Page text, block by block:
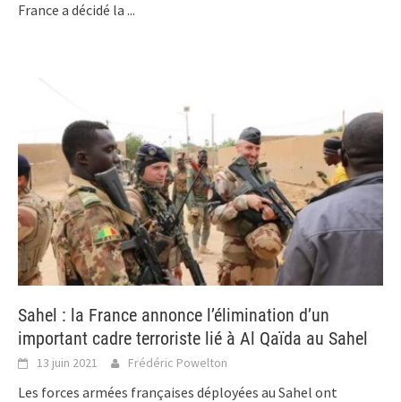
France a décidé la ...
Sahel : la France annonce l’élimination d’un
important cadre terroriste lié à Al Qaïda au Sahel
13 juin 2021 Frédéric Powelton
Les forces armées françaises déployées au Sahel ont